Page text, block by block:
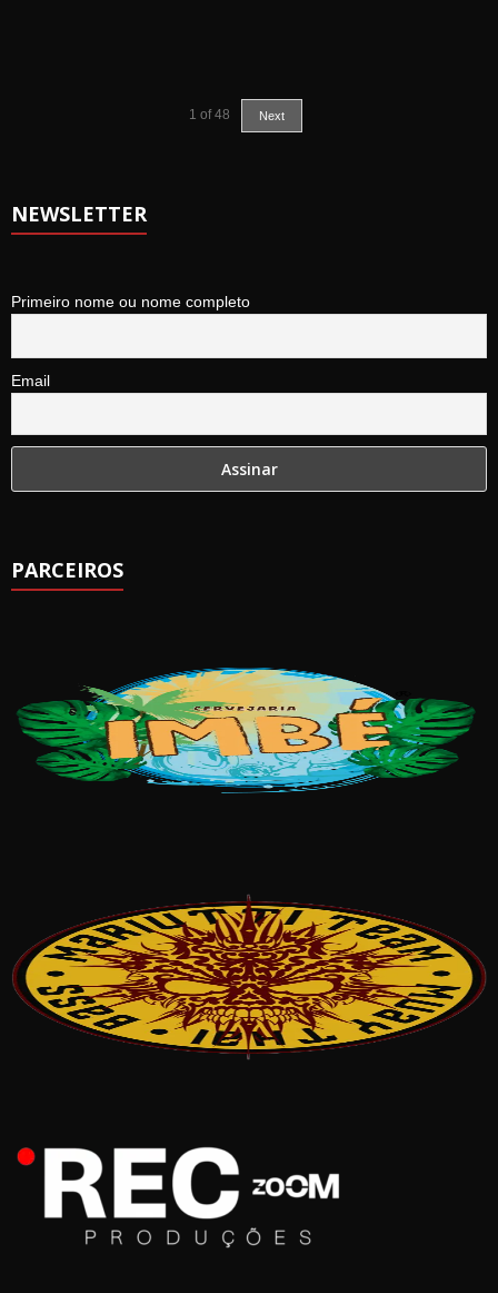
1 of 48 Next
NEWSLETTER
Primeiro nome ou nome completo
Email
PARCEIROS